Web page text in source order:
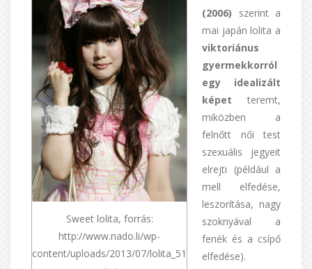
Sweet lolita, forrás:
http://www.nado.li/wp-
content/uploads/2013/07/lolita_51
(2006) szerint a
mai japán lolita a
viktoriánus
gyermekkorról
egy idealizált
képet teremt,
miközben a
felnőtt női test
szexuális jegyeit
elrejti (például a
mell elfedése,
leszorítása, nagy
szoknyával a
fenék és a csípő
elfedése).